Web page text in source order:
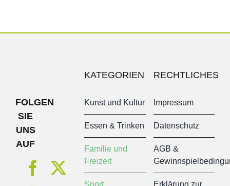
FOLGEN
SIE
UNS
AUF
KATEGORIEN
Kunst und Kultur
Essen & Trinken
Familie und
Freizeit
Sport
RECHTLICHES
Impressum
Datenschutz
AGB &
Erklärung zur